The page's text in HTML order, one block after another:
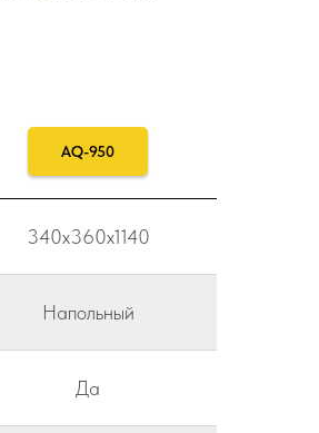
AQ-950
340x360x1140
Напольный
Да